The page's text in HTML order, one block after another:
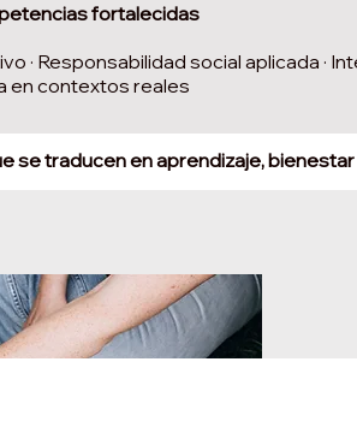
fortalecidas
· Responsabilidad social aplicada ·
en contextos reales
se traducen en aprendizaje,